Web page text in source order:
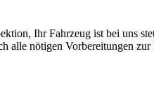
Ihr Fahrzeug ist bei uns
alle nötigen Vorbereitungen